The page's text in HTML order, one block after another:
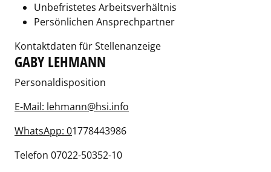
Unbefristetes Arbeitsverhältnis
Persönlichen Ansprechpartner
Kontaktdaten für Stellenanzeige
GABY LEHMANN
Personaldisposition
E-Mail: lehmann@hsi.info
WhatsApp: 01778443986
Telefon 07022-50352-10